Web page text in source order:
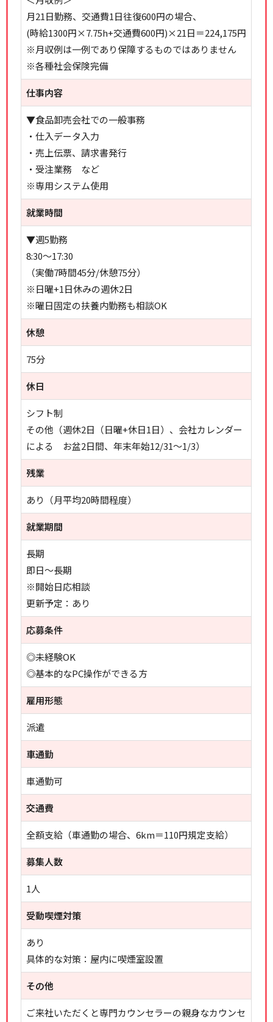
月21日勤務、交通費1日往復600円の場合、
(時給1300円×7.75h+交通費600円)×21日＝224,175円
※月収例は一例であり保障するものではありません
※各種社会保険完備
仕事内容
▼食品卸売会社での一般事務
・仕入データ入力
・売上伝票、請求書発行
・受注業務 など
※専用システム使用
就業時間
▼週5勤務
8:30～17:30
（実働7時間45分/休憩75分）
※日曜+1日休みの週休2日
※曜日固定の扶養内勤務も相談OK
休憩
75分
休日
シフト制
その他（週休2日（日曜+休日1日）、会社カレンダー
による お盆2日間、年末年始12/31～1/3）
残業
あり（月平均20時間程度）
就業期間
長期
即日～長期
※開始日応相談
更新予定：あり
応募条件
◎未経験OK
◎基本的なPC操作ができる方
雇用形態
派遣
車通勤
車通勤可
交通費
全額支給（車通勤の場合、6km＝110円規定支給）
募集人数
1人
受動喫煙対策
あり
具体的な対策：屋内に喫煙室設置
その他
ご来社いただくと専門カウンセラーの親身なカウンセ